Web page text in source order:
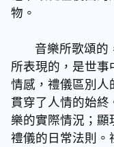
物。
音樂所歌頌的，
所表現的，是世
情感，禮儀區別人
貫穿了人情的始
樂的實際情況；
禮儀的日常法則。